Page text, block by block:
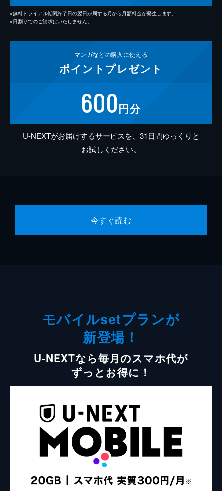
※無料トライアル期間終了日の翌日が属する月から月額料金が発生します。
※日割りでのご請求はいたしません。
マンガなどの購入に使える
ポイント プレゼント
600円分
U-NEXTがお届けするサービスを、31日間ゆっくりと
お試しください。
今すぐ読む
モバイルsetプランが
新登場！
U-NEXTなら毎月のスマホ代が
ずっとお得に！